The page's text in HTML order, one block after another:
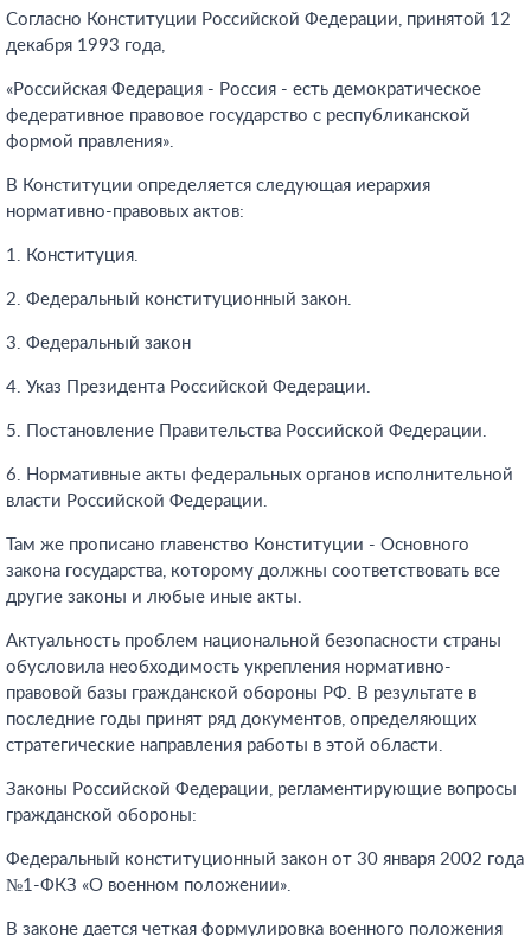
Согласно Конституции Российской Федерации, принятой 12
декабря 1993 года,
«Российская Федерация - Россия - есть демократическое
федеративное правовое государство с республиканской
формой правления».
В Конституции определяется следующая иерархия
нормативно-правовых актов:
1. Конституция.
2. Федеральный конституционный закон.
3. Федеральный закон
4. Указ Президента Российской Федерации.
5. Постановление Правительства Российской Федерации.
6. Нормативные акты федеральных органов исполнительной
власти Российской Федерации.
Там же прописано главенство Конституции - Основного
закона государства, которому должны соответствовать все
другие законы и любые иные акты.
Актуальность проблем национальной безопасности страны
обусловила необходимость укрепления нормативно-
правовой базы гражданской обороны РФ. В результате в
последние годы принят ряд документов, определяющих
стратегические направления работы в этой области.
Законы Российской Федерации, регламентирующие вопросы
гражданской обороны:
Федеральный конституционный закон от 30 января 2002 года
№1-ФКЗ «О военном положении».
В законе дается четкая формулировка военного положения